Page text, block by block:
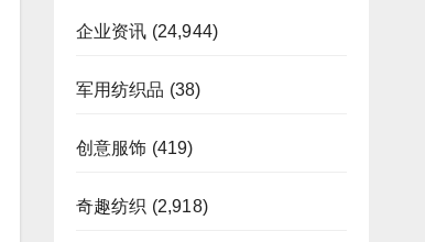
企业资讯 (24,944)
军用纺织品 (38)
创意服饰 (419)
奇趣纺织 (2,918)